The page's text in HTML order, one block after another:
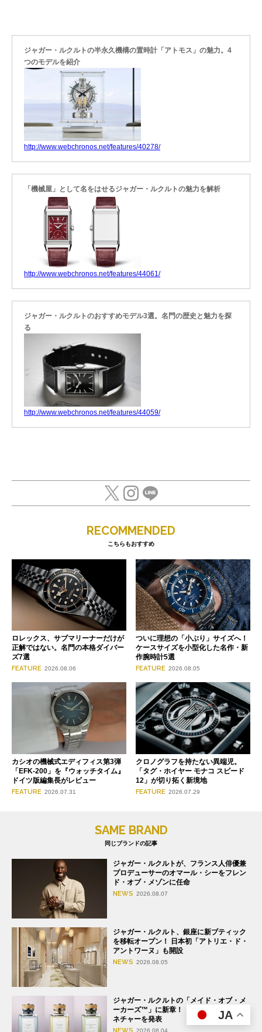
ジャガー・ルクルトの半永久機構の置時計「アトモス」の魅力。4
つのモデルを紹介
http://www.webchronos.net/features/40278/
「機械屋」として名をはせるジャガー・ルクルトの魅力を解析
http://www.webchronos.net/features/44061/
ジャガー・ルクルトのおすすめモデル3選。名門の歴史と魅力を探
る
http://www.webchronos.net/features/44059/
RECOMMENDED
こちらもおすすめ
ロレックス、サブマリーナーだけが
正解ではない。名門の本格ダイバー
ズ7選
FEATURE 2026.08.06
ついに理想の「小ぶり」サイズへ！
ケースサイズを小型化した名作・新
作腕時計5選
FEATURE 2026.08.05
カシオの機械式エディフィス第3弾
「EFK-200」を『ウォッチタイム』
ドイツ版編集長がレビュー
FEATURE 2026.07.31
クロノグラフを持たない異端児。
「タグ・ホイヤー モナコ スピード
12」が切り拓く新境地
FEATURE 2026.07.29
SAME BRAND
同じブランドの記事
ジャガー・ルクルトが、フランス人俳優兼
プロデューサーのオマール・シーをフレン
ド・オブ・メゾンに任命
NEWS 2026.08.07
ジャガー・ルクルト、銀座に新ブティック
を移転オープン！ 日本初「アトリエ・ド・
アントワーヌ」も開設
NEWS 2026.08.05
ジャガー・ルクルトの「メイド・オブ・メ
ーカーズ™」に新章！ 新たな香りのシグ
ネチャーを発表
NEWS 2026.08.04
JA